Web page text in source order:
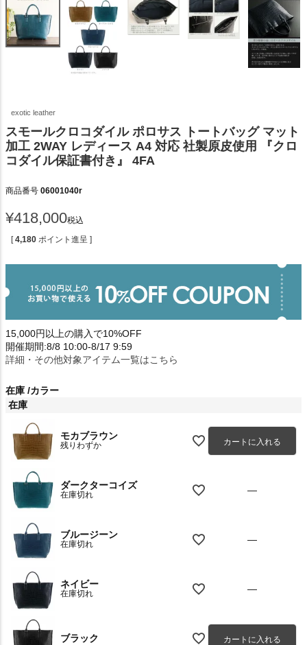
exotic leather
スモールクロコダイル ポロサス トートバッグ マット
加工 2WAY レディース A4 対応 社製原皮使用 『クロ
コダイル保証書付き』 4FA
商品番号 06001040r
¥418,000税込
[ 4,180 ポイント進呈 ]
15,000円以上の購入で10%OFF
開催期間:8/8 10:00-8/17 9:59
詳細・その他対象アイテム一覧はこちら
在庫 カラー
在庫
モカブラウン
残りわずか カートに入れる
ダークターコイズ
在庫切れ —
ブルージーン
在庫切れ —
ネイビー
在庫切れ —
ブラック カートに入れる